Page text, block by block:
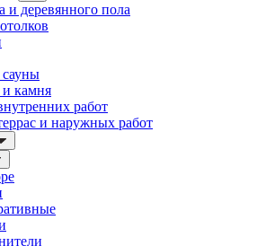
и деревянного пола
сауны
и камня
работ
и наружных работ